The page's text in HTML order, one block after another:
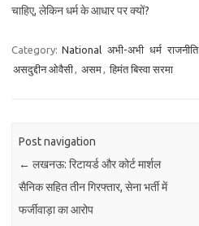
चाहिए, लेकिन धर्म के आधार पर क्यों?
Category: National अभी-अभी धर्म राजनीति
असदुद्दीन ओवैसी, असम, हिमंत बिस्वा सरमा
Post navigation
← लखनऊ: रिटायर्ड और कोर्ट मार्शल
सैनिक सहित तीन गिरफ्तार, सेना भर्ती में
फर्जीवाड़ा का आरोप